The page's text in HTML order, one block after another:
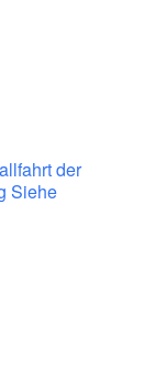
der
Siehe